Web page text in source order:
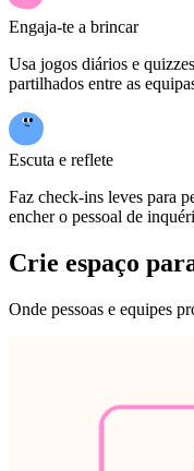
Engaja-te a brincar
Usa jogos diários e
partilhados entre as
Escuta e reflete
Faz check-ins leves para
encher o pessoal de
Crie espaço
Onde pessoas e equipes